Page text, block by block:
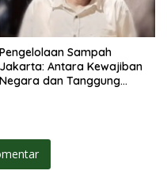
Pengelolaan Sampah
Jakarta: Antara Kewajiban
Negara dan Tanggung